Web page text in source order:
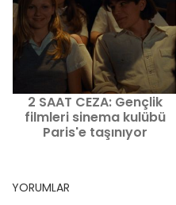
2 SAAT CEZA: Gençlik
filmleri sinema kulübü
Paris'e taşınıyor
YORUMLAR